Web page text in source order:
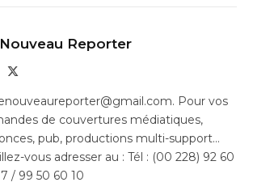
Reporter
Pour vos
de couvertures médiatiques,
pub, productions multi-support…
vous adresser au : Tél : (00 228) 92 60
/ 99 50 60 10